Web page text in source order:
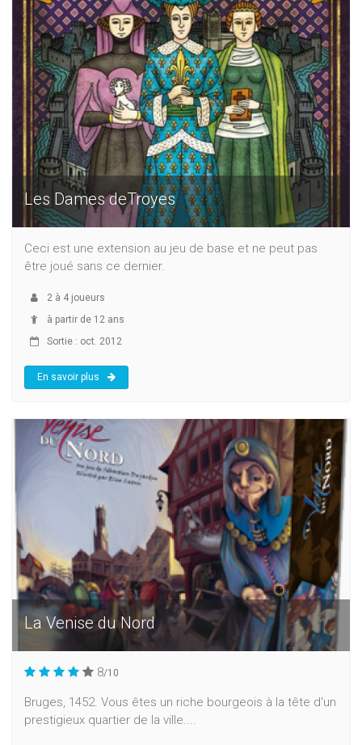
Les Dames deTroyes
Ceci est une extension au jeu de base et ne peut pas
être joué sans ce dernier.
2 à 4 joueurs
à partir de 12 ans
Sortie : oct. 2012
En savoir plus
La Venise du Nord
8/10
Bruges, 1452. Vous êtes un riche bourgeois à la tête d'un
prestigieux quartier de la ville....